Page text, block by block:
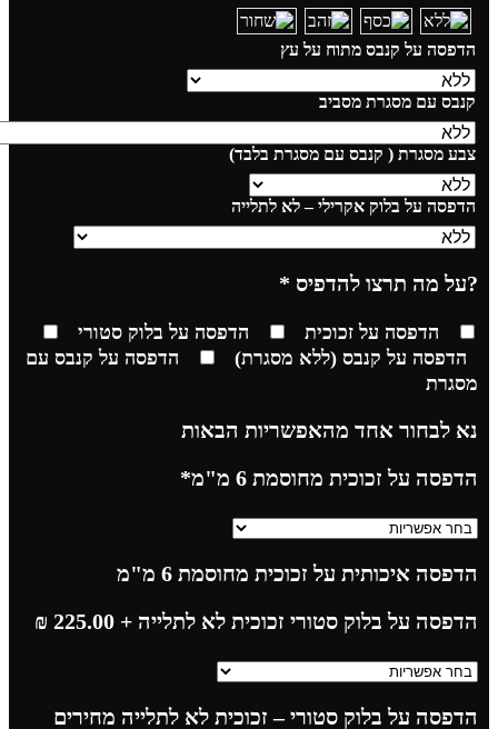
הדפסה על קנבס מתוח על עץ
קנבס עם מסגרת מסביב
צבע מסגרת ( קנבס עם מסגרת בלבד)
הדפסה על בלוק אקרילי – לא לתלייה
?על מה תרצו להדפיס *
הדפסה על זכוכית
הדפסה על בלוק סטורי
הדפסה על קנבס (ללא מסגרת)
הדפסה על קנבס עם
מסגרת
נא לבחור אחד מהאפשריות הבאות
הדפסה על זכוכית מחוסמת 6 מ"מ
*
הדפסה איכותית על זכוכית מחוסמת 6 מ"מ
הדפסה על בלוק סטורי זכוכית לא לתלייה + 225.00
₪
הדפסה על בלוק סטורי – זכוכית לא לתלייה מחירים